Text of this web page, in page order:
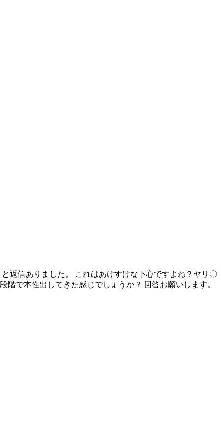
返信ありました。 これはあけすけな下心ですよね？ヤリ〇
で本性出してきた感じでしょうか？ 回答お願いします。